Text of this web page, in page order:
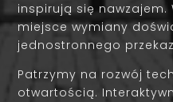
inspirują się
miejsce wymiany
jednostronnego
Patrzymy na rozwój
otwartością.